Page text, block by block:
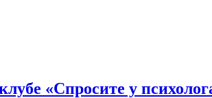
«Спросите у